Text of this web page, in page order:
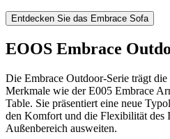
Entdecken Sie das Embrace Sofa
EOOS Embrace
Die Embrace Outdoor-Serie trägt
Merkmale wie der E005 Embrace
Table. Sie präsentiert eine neue
den Komfort und die Flexibilität des
Außenbereich ausweiten.